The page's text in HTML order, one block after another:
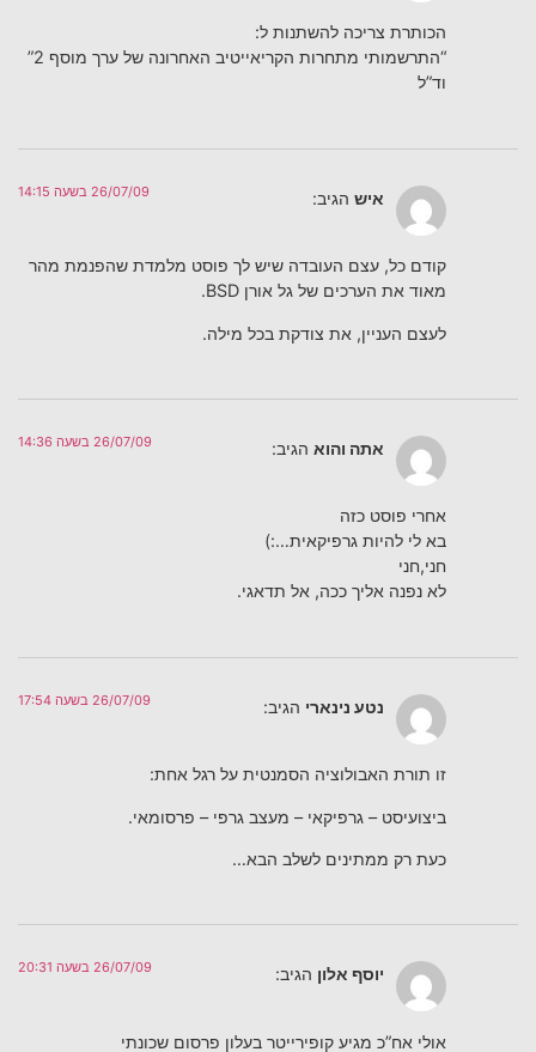
הכותרת צריכה להשתנות ל:
“התרשמותי מתחרות הקריאייטיב האחרונה של ערך מוסף 2”
וד”ל
איש הגיב: 26/07/09 בשעה 14:15
קודם כל, עצם העובדה שיש לך פוסט מלמדת שהפנמת מהר
מאוד את הערכים של גל אורן BSD.
לעצם העניין, את צודקת בכל מילה.
אתה והוא הגיב: 26/07/09 בשעה 14:36
אחרי פוסט כזה
בא לי להיות גרפיקאית…:)
חני,חני
לא נפנה אליך ככה, אל תדאגי.
נטע נינארי הגיב: 26/07/09 בשעה 17:54
זו תורת האבולוציה הסמנטית על רגל אחת:
ביצועיסט – גרפיקאי – מעצב גרפי – פרסומאי.
כעת רק ממתינים לשלב הבא…
יוסף אלון הגיב: 26/07/09 בשעה 20:31
אולי אח”כ מגיע קופירייטר בעלון פרסום שכונתי